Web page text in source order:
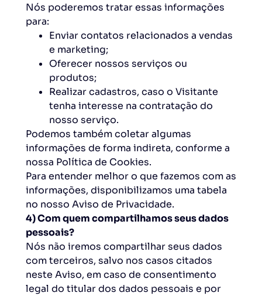
Nós poderemos tratar essas informações
para:
Enviar contatos relacionados a vendas
e marketing;
Oferecer nossos serviços ou
produtos;
Realizar cadastros, caso o Visitante
tenha interesse na contratação do
nosso serviço.
Podemos também coletar algumas
informações de forma indireta, conforme a
nossa Política de Cookies.
Para entender melhor o que fazemos com as
informações, disponibilizamos uma tabela
no nosso Aviso de Privacidade.
4) Com quem compartilhamos seus dados
pessoais?
Nós não iremos compartilhar seus dados
com terceiros, salvo nos casos citados
neste Aviso, em caso de consentimento
legal do titular dos dados pessoais e por